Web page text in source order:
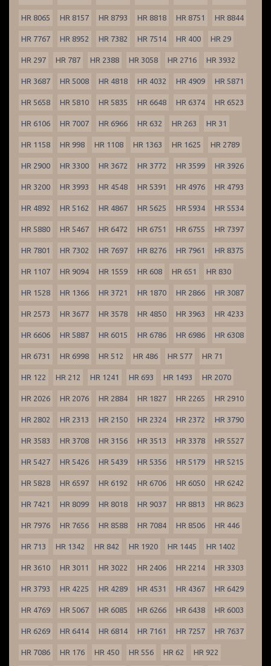
HR 8065 HR 8157 HR 8793 HR 8818 HR 8751 HR 8844
HR 7767 HR 8952 HR 7382 HR 7514 HR 400 HR 29
HR 297 HR 787 HR 2388 HR 3058 HR 2716 HR 3932
HR 3687 HR 5008 HR 4818 HR 4032 HR 4909 HR 5871
HR 5658 HR 5810 HR 5835 HR 6648 HR 6374 HR 6523
HR 6106 HR 7007 HR 6966 HR 632 HR 263 HR 31
HR 1158 HR 998 HR 1108 HR 1363 HR 1625 HR 2789
HR 2900 HR 3300 HR 3672 HR 3772 HR 3599 HR 3926
HR 3200 HR 3993 HR 4548 HR 5391 HR 4976 HR 4793
HR 4892 HR 5162 HR 4867 HR 5625 HR 5934 HR 5534
HR 5880 HR 5467 HR 6472 HR 6751 HR 6755 HR 7397
HR 7801 HR 7302 HR 7697 HR 8276 HR 7961 HR 8375
HR 1107 HR 9094 HR 1559 HR 608 HR 651 HR 830
HR 1528 HR 1366 HR 3721 HR 1870 HR 2866 HR 3087
HR 2573 HR 3677 HR 3578 HR 4850 HR 3963 HR 4233
HR 6606 HR 5887 HR 6015 HR 6786 HR 6986 HR 6308
HR 6731 HR 6998 HR 512 HR 486 HR 577 HR 71
HR 122 HR 212 HR 1241 HR 693 HR 1493 HR 2070
HR 2026 HR 2076 HR 2884 HR 1827 HR 2265 HR 2910
HR 2802 HR 2313 HR 2150 HR 2324 HR 2372 HR 3790
HR 3583 HR 3708 HR 3156 HR 3513 HR 3378 HR 5527
HR 5427 HR 5426 HR 5439 HR 5356 HR 5179 HR 5215
HR 5828 HR 6597 HR 6192 HR 6706 HR 6050 HR 6242
HR 7421 HR 8099 HR 8018 HR 9037 HR 8813 HR 8623
HR 7976 HR 7656 HR 8588 HR 7084 HR 8506 HR 446
HR 713 HR 1342 HR 842 HR 1920 HR 1445 HR 1402
HR 3610 HR 3011 HR 3022 HR 2406 HR 2214 HR 3303
HR 3793 HR 4225 HR 4289 HR 4531 HR 4367 HR 6429
HR 4769 HR 5067 HR 6085 HR 6266 HR 6438 HR 6003
HR 6269 HR 6414 HR 6814 HR 7161 HR 7257 HR 7637
HR 7086 HR 176 HR 450 HR 556 HR 62 HR 922